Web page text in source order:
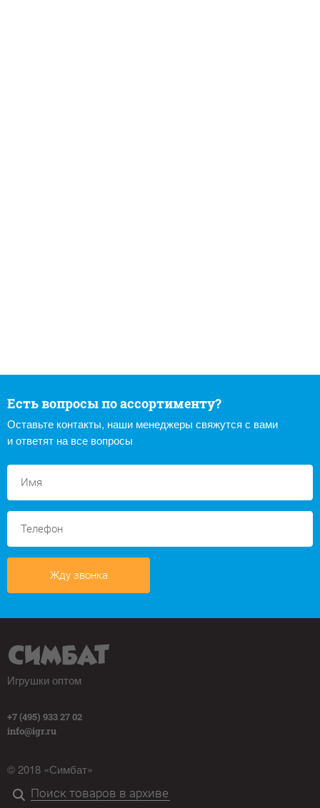
Есть вопросы по ассортименту?
Оставьте контакты, наши менеджеры свяжутся с вами
и ответят на все вопросы
Жду звонка
Игрушки оптом
+7 (495) 933 27 02
info@igr.ru
© 2018 «Симбат»